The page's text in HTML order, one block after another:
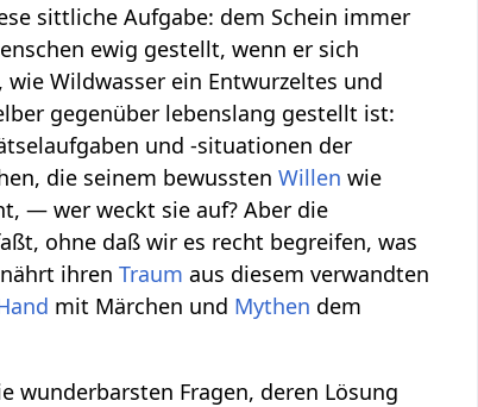
sittliche Aufgabe: dem Schein immer
ewig gestellt, wenn er sich
Wildwasser ein Entwurzeltes und
gegenüber lebenslang gestellt ist:
und -situationen der
die seinem bewusstenWillen wie
— wer weckt sie auf? Aber die
ohne daß wir es recht begreifen, was
nährt ihrenTraum aus diesem verwandten
mit Märchen und Mythen dem
wunderbarsten Fragen, deren Lösung